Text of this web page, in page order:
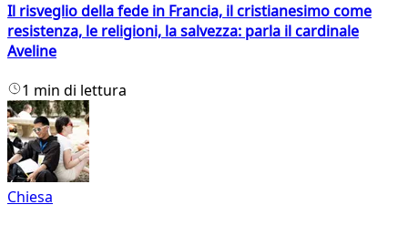
Il risveglio della fede in Francia, il cristianesimo come
resistenza, le religioni, la salvezza: parla il cardinale
Aveline
1 min di lettura
Chiesa